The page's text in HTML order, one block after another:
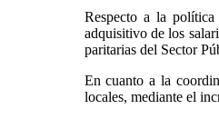
Respecto a la
adquisitivo de los
paritarias del Sector
En cuanto a la
locales, mediante el